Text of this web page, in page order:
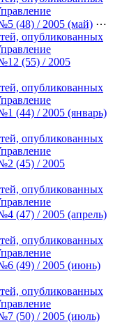
(48) / 2005 (май) ⋯
опубликованных
(55) / 2005
опубликованных
(44) / 2005 (январь)
опубликованных
(45) / 2005
опубликованных
(47) / 2005 (апрель)
опубликованных
(49) / 2005 (июнь)
опубликованных
(50) / 2005 (июль)